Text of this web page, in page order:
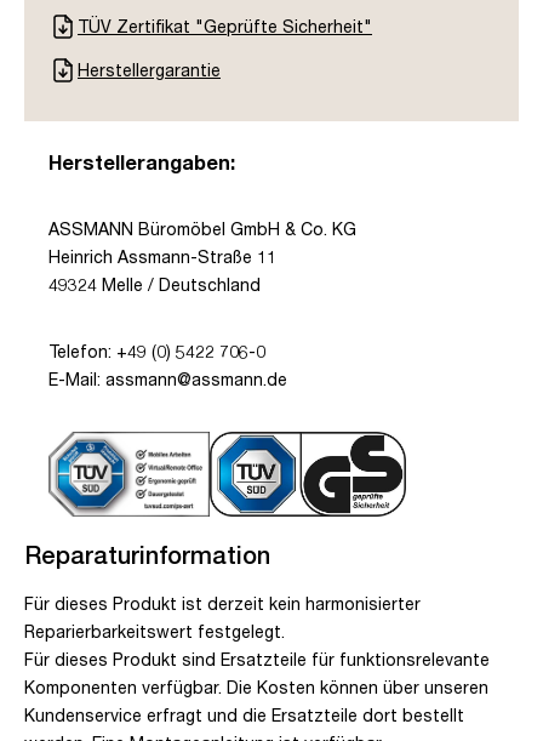
TÜV Zertifikat "Geprüfte Sicherheit"
Herstellergarantie
Herstellerangaben:
ASSMANN Büromöbel GmbH & Co. KG
Heinrich Assmann-Straße 11
49324 Melle / Deutschland
Telefon: +49 (0) 5422 706-0
E-Mail: assmann@assmann.de
Reparaturinformation
Für dieses Produkt ist derzeit kein harmonisierter
Reparierbarkeitswert festgelegt.
Für dieses Produkt sind Ersatzteile für funktionsrelevante
Komponenten verfügbar. Die Kosten können über unseren
Kundenservice erfragt und die Ersatzteile dort bestellt